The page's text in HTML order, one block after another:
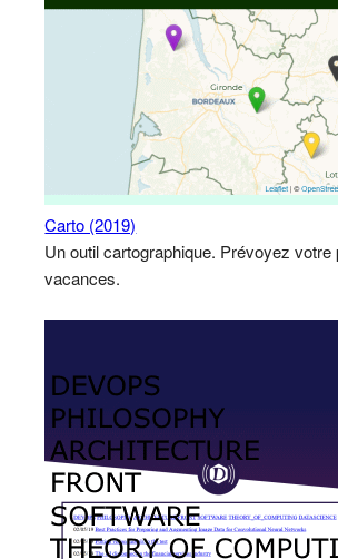
Carto (2019)
Un outil cartographique. Prévoyez votre
vacances.